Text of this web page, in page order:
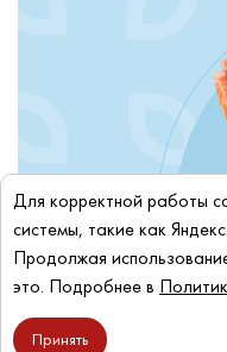
Молочка
Для корректной работы
системы, такие как
Продолжая
это. Подробнее в
Принять